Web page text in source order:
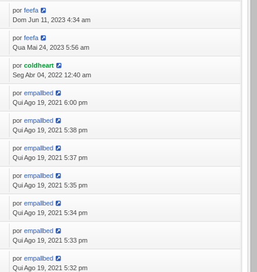
porfeefa
Dom Jun 11, 2023 4:34 am
porfeefa
Qua Mai 24, 2023 5:56 am
porcoldheart
Seg Abr 04, 2022 12:40 am
porempallbed
Qui Ago 19, 2021 6:00 pm
porempallbed
Qui Ago 19, 2021 5:38 pm
porempallbed
Qui Ago 19, 2021 5:37 pm
porempallbed
Qui Ago 19, 2021 5:35 pm
porempallbed
Qui Ago 19, 2021 5:34 pm
porempallbed
Qui Ago 19, 2021 5:33 pm
porempallbed
Qui Ago 19, 2021 5:32 pm